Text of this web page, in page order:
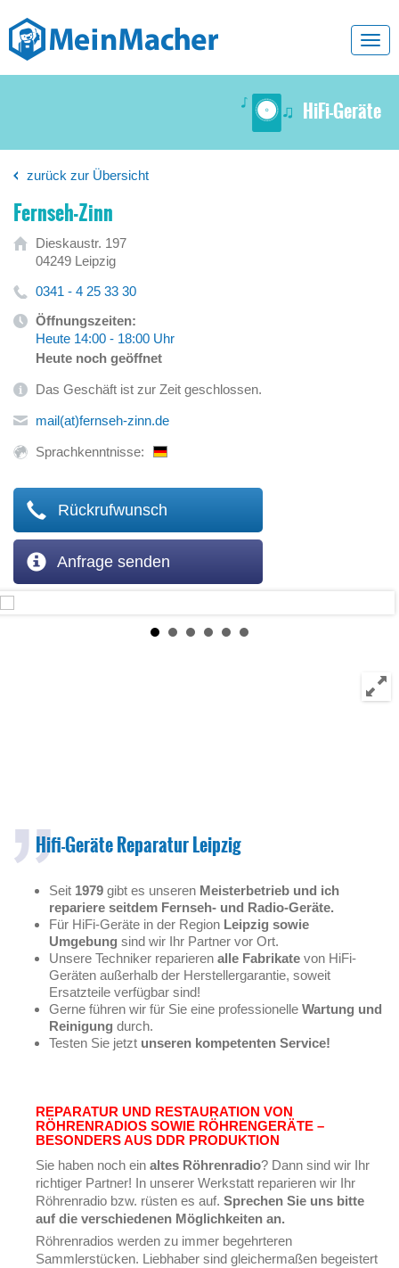
HiFi-Geräte
zurück zur Übersicht
Fernseh-Zinn
Dieskaustr. 197
04249 Leipzig
0341 - 4 25 33 30
Öffnungszeiten:
Heute 14:00 - 18:00 Uhr
Heute noch geöffnet
Das Geschäft ist zur Zeit geschlossen.
mail(at)fernseh-zinn.de
Sprachkenntnisse:
Rückrufwunsch
Anfrage senden
Hifi-Geräte Reparatur Leipzig
Seit 1979 gibt es unseren Meisterbetrieb und ich
repariere seitdem Fernseh- und Radio-Geräte.
Für HiFi-Geräte in der Region Leipzig sowie
Umgebung sind wir Ihr Partner vor Ort.
Unsere Techniker reparieren alle Fabrikate von HiFi-
Geräten außerhalb der Herstellergarantie, soweit
Ersatzteile verfügbar sind!
Gerne führen wir für Sie eine professionelle Wartung und
Reinigung durch.
Testen Sie jetzt unseren kompetenten Service!
REPARATUR UND RESTAURATION VON
RÖHRENRADIOS SOWIE RÖHRENGERÄTE –
BESONDERS AUS DDR PRODUKTION
Sie haben noch ein altes Röhrenradio? Dann sind wir Ihr
richtiger Partner! In unserer Werkstatt reparieren wir Ihr
Röhrenradio bzw. rüsten es auf. Sprechen Sie uns bitte
auf die verschiedenen Möglichkeiten an.
Röhrenradios werden zu immer begehrteren
Sammlerstücken. Liebhaber sind gleichermaßen begeistert